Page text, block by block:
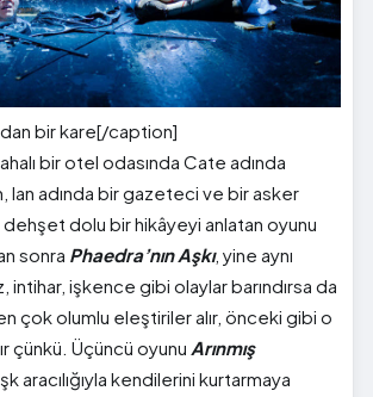
bir kare[/caption]
bir otel odasında Cate adında
Ian adında bir gazeteci ve bir asker
dolu bir hikâyeyi anlatan oyunu
sonra Phaedra’nın Aşkı, yine aynı
işkence gibi olaylar barındırsa da
çok olumlu eleştiriler alır, önceki gibi o
çünkü. Üçüncü oyunu Arınmış
aracılığıyla kendilerini kurtarmaya